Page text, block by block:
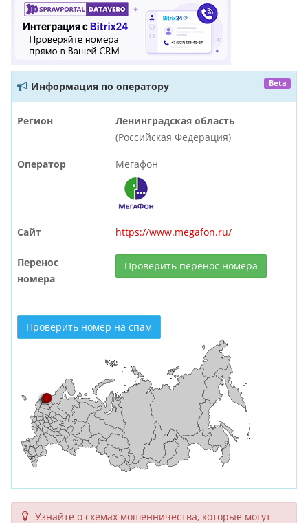
Информация по оператору Beta
Регион
Ленинградская область
(Российская Федерация)
Оператор Мегафон
Сайт https://www.megafon.ru/
Перенос
номера
Проверить перенос номера
Проверить номер на спам
Узнайте о схемах мошенни­чества, кото­рые могут